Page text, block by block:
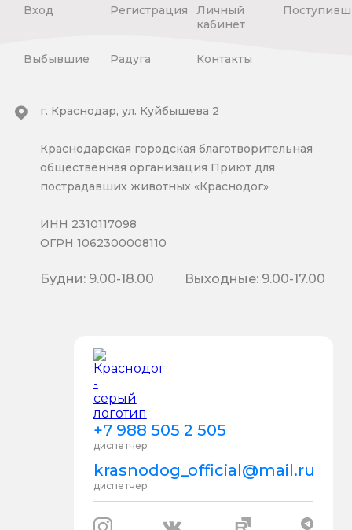
Вход Регистрация
Личный
кабинет
Выбывшие Радуга Контакты
+7 988 505 2 505
диспетчер
krasnodog_official@mail.ru
диспетчер
г. Краснодар, ул. Куйбышева 2
Краснодарская городская благотворительная
общественная организация Приют для
пострадавших животных «Краснодог»
ИНН 2310117098
ОГРН 1062300008110
Будни: 9.00-18.00 Выходные: 9.00-17.00